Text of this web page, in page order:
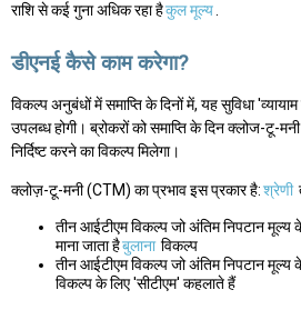
राशि से कई गुना अधिक रहा हैकुल मूल्य.
डीएनई कैसे काम करेगा?
विकल्प अनुबंधों में समाप्ति के दिनों में, यह सुविधा
उपलब्ध होगी। ब्रोकरों को समाप्ति के दिन क्लोज-टू-
निर्दिष्ट करने का विकल्प मिलेगा।
क्लोज़-टू-मनी (CTM) का प्रभाव इस प्रकार है:श्रेणी
तीन आईटीएम विकल्प जो अंतिम निपटान मूल्य
माना जाता हैबुलाना विकल्प
तीन आईटीएम विकल्प जो अंतिम निपटान
विकल्प के लिए 'सीटीएम' कहलाते हैं